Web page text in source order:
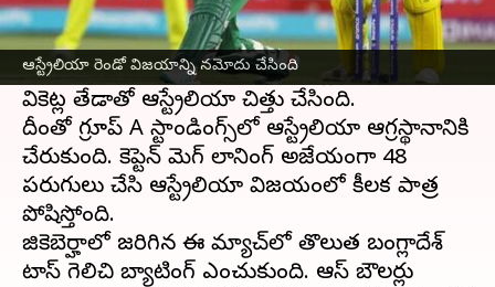
ఆస్ట్రేలియా రెండో విజయాన్ని నమోదు చేసింది
ఐసీసీ మహిళల టీ20ప్రపంచ కప్‌లో ఆస్ట్రేలియా
దుమ్ములేపుతోంది. వరుసగా రెండో విజయాన్ని
నమోదు చేసి సత్తా చాటుతోంది. బంగ్లాదేశ్‌ను ఎనిమిది
వికెట్ల తేడాతో ఆస్ట్రేలియా చిత్తు చేసింది.
దీంతో గ్రూప్ A స్టాండింగ్స్‌లో ఆస్ట్రేలియా ఆగ్రస్థానానికి
చేరుకుంది. కెప్టెన్ మెగ్ లానింగ్ అజేయంగా 48
పరుగులు చేసి ఆస్ట్రేలియా విజయంలో కీలక పాత్ర
పోషిస్తోంది.
జికెబెర్హాలో జరిగిన ఈ మ్యాచ్‌లో తొలుత బంగ్లాదేశ్
టాస్ గెలిచి బ్యాటింగ్ ఎంచుకుంది. ఆసీస్ బౌలర్లు